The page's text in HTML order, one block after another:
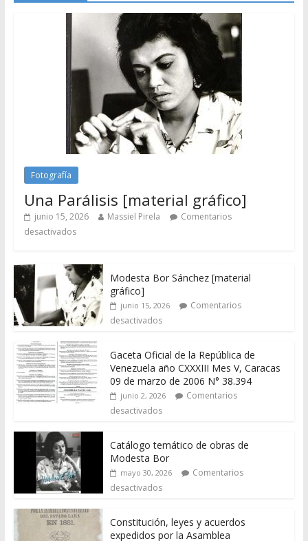
Fotografía
Una Parálisis [material gráfico]
junio 15, 2026 Massiel Pirela
Comentarios
desactivados
Modesta Bor Sánchez [material
gráfico]
junio 15, 2026
Comentarios
desactivados
Gaceta Oficial de la República de
Venezuela año CXXXIII Mes V, Caracas
09 de marzo de 2006 N° 38.394
junio 2, 2026
Comentarios
desactivados
Catálogo temático de obras de
Modesta Bor
mayo 30, 2026
Comentarios
desactivados
Constitución, leyes y acuerdos
expedidos por la Asamblea